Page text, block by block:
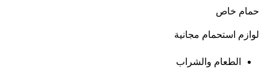
حمام خاص
لوازم استحمام مجانية
الطعام والشراب